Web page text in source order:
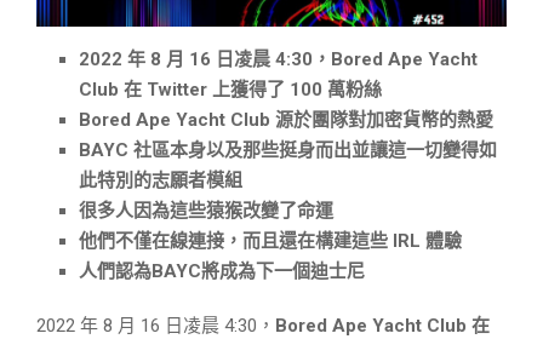
2022 年 8 月 16 日凌晨 4:30，Bored Ape Yacht
Club 在 Twitter 上獲得了 100 萬粉絲
Bored Ape Yacht Club 源於團隊對加密貨幣的熱愛
BAYC 社區本身以及那些挺身而出並讓這一切變得如
此特別的志願者模組
很多人因為這些猿猴改變了命運
他們不僅在線連接，而且還在構建這些 IRL 體驗
人們認為BAYC將成為下一個迪士尼
2022 年 8 月 16 日凌晨 4:30， Bored Ape Yacht Club 在